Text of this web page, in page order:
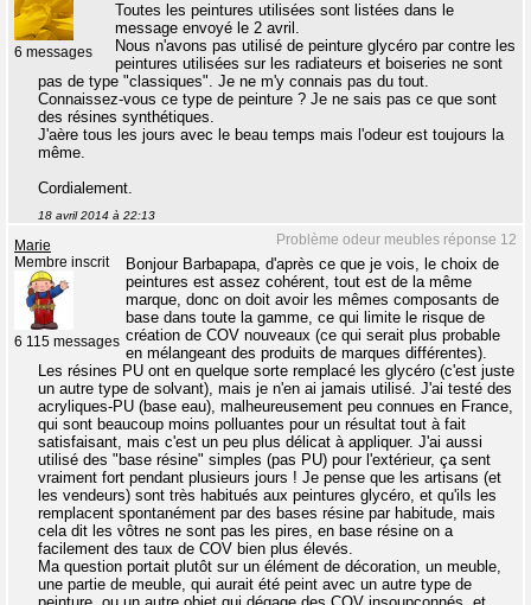
6 messages
Toutes les peintures utilisées sont listées dans le
message envoyé le 2 avril.
Nous n'avons pas utilisé de peinture glycéro par contre les
peintures utilisées sur les radiateurs et boiseries ne sont
pas de type "classiques". Je ne m'y connais pas du tout.
Connaissez-vous ce type de peinture ? Je ne sais pas ce que sont
des résines synthétiques.
J'aère tous les jours avec le beau temps mais l'odeur est toujours la
même.
Cordialement.
18 avril 2014 à 22:13
Problème odeur meubles réponse 12
Marie
Membre inscrit
6 115 messages
Bonjour Barbapapa, d'après ce que je vois, le choix de
peintures est assez cohérent, tout est de la même
marque, donc on doit avoir les mêmes composants de
base dans toute la gamme, ce qui limite le risque de
création de COV nouveaux (ce qui serait plus probable
en mélangeant des produits de marques différentes).
Les résines PU ont en quelque sorte remplacé les glycéro (c'est juste
un autre type de solvant), mais je n'en ai jamais utilisé. J'ai testé des
acryliques-PU (base eau), malheureusement peu connues en France,
qui sont beaucoup moins polluantes pour un résultat tout à fait
satisfaisant, mais c'est un peu plus délicat à appliquer. J'ai aussi
utilisé des "base résine" simples (pas PU) pour l'extérieur, ça sent
vraiment fort pendant plusieurs jours ! Je pense que les artisans (et
les vendeurs) sont très habitués aux peintures glycéro, et qu'ils les
remplacent spontanément par des bases résine par habitude, mais
cela dit les vôtres ne sont pas les pires, en base résine on a
facilement des taux de COV bien plus élevés.
Ma question portait plutôt sur un élément de décoration, un meuble,
une partie de meuble, qui aurait été peint avec un autre type de